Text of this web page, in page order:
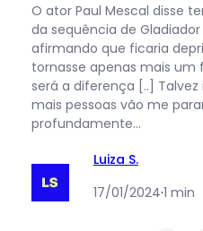
O ator Paul Mescal disse
da sequência de
afirmando que ficaria
tornasse apenas mais um
será a diferença [..] Talvez
mais pessoas vão me
profundamente…
Luiza S.
17/01/2024·1 min